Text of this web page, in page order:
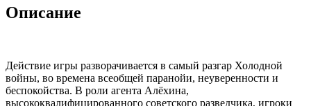
Описание
Действие игры разворачивается в самый разгар Холодной
войны, во времена всеобщей паранойи, неуверенности и
беспокойства. В роли агента Алёхина,
высококвалифицированного советского разведчика, игроки